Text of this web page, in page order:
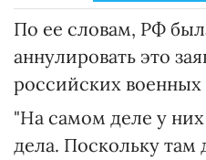
По ее словам, РФ
аннулировать это
российских военных
"На самом деле у
дела. Поскольку там